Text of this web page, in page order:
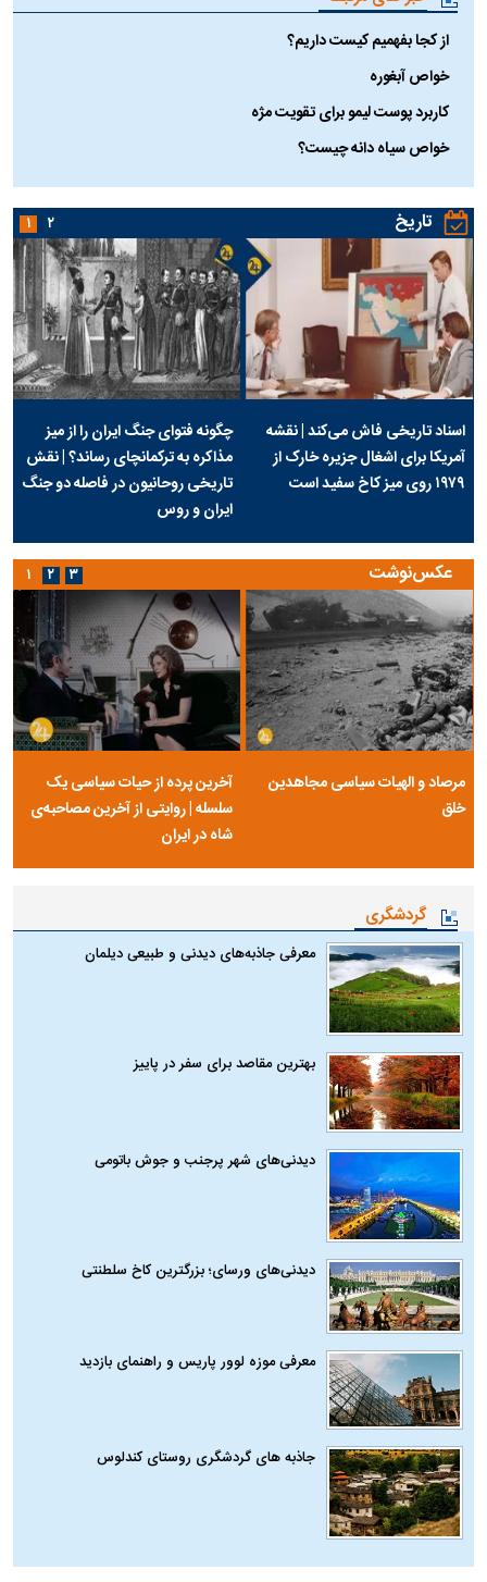
از کجا بفهمیم کیست داریم؟
خواص آبغوره
کاربرد پوست لیمو برای تقویت مژه
خواص سیاه دانه چیست؟
تاریخ
اسناد تاریخی فاش می‌کند | نقشه
آمریکا برای اشغال جزیره خارک از
۱۹۷۹ روی میز کاخ سفید است
چگونه فتوای جنگ ایران را از میز
مذاکره به ترکمانچای رساند؟ | نقش
تاریخی روحانیون در فاصله دو جنگ
ایران و روس
۱ ۲
عکس‌نوشت
مرصاد و الهیات سیاسی مجاهدین
خلق
آخرین پرده از حیات سیاسی یک
سلسله | روایتی از آخرین مصاحبه‌ی
شاه در ایران
۱ ۲ ۳
گردشگری
معرفی جاذبه‌های دیدنی و طبیعی دیلمان
بهترین مقاصد برای سفر در پاییز
دیدنی‌های شهر پرجنب و جوش باتومی
دیدنی‌های ورسای؛ بزرگترین کاخ سلطنتی
معرفی موزه لوور پاریس و راهنمای بازدید
جاذبه های گردشگری روستای کندلوس